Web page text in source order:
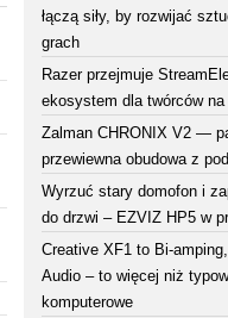
łączą siły, by rozwijać
grach
Razer przejmuje
ekosystem dla twórców
Zalman CHRONIX V2 —
przewiewna obudowa z
Wyrzuć stary domofon i
do drzwi – EZVIZ HP5 w
Creative XF1 to Bi-
Audio – to więcej niż
komputerowe